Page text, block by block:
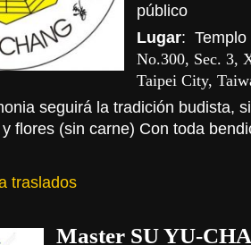
público
Lugar: Templo
No.300, Sec. 3,
Taipei City,
seguirá la tradición budista,
flores (sin carne) Con toda
traslados
Master SU YU-